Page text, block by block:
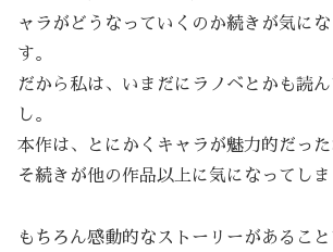
ャラがどうなっていくのか続きが気に
す。
だから私は、いまだにラノベとかも読
し。
本作は、とにかくキャラが魅力的だっ
そ続きが他の作品以上に気になってしま
もちろん感動的なストーリーがあるこ